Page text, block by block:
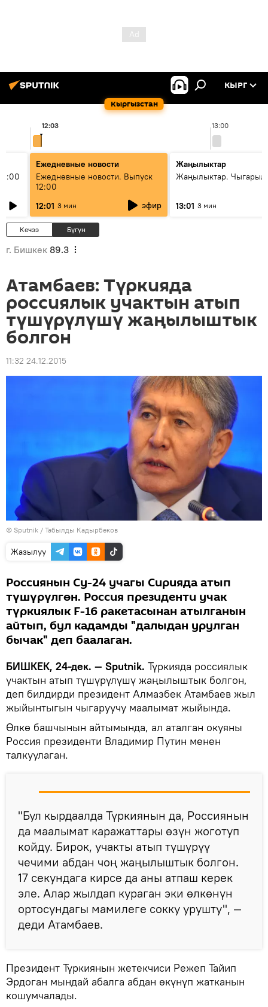
Кыргызстан
КЫРГ
13:00
12:03
Ежедневные новости
Ежедневные новости. Выпуск
12:00
12:01 3 мин эфир
Жаңылыктар
Жаңылыктар.
13:01 3 мин
Кечээ Бүгүн
г. Бишкек 89.3
Атамбаев: Түркияда
россиялык учактын атып
түшүрүлүшү жаңылыштык
болгон
11:32 24.12.2015
© Sputnik / Табылды Кадырбеков
Жазылуу
Россиянын Су-24 учагы Сирияда атып
түшүрүлгөн. Россия президенти учак
түркиялык F-16 ракетасынан атылганын
айтып, бул кадамды "далыдан урулган
бычак" деп баалаган.
БИШКЕК, 24-дек. — Sputnik. Түркияда россиялык
учактын атып түшүрүлүшү жаңылыштык болгон,
деп билдирди президент Алмазбек Атамбаев жыл
жыйынтыгын чыгаруучу маалымат жыйында.
Өлкө башчынын айтымында, ал аталган окуяны
Россия президенти Владимир Путин менен
талкуулаган.
"Бул кырдаалда Түркиянын да, Россиянын
да маалымат каражаттары өзүн жоготуп
койду. Бирок, учакты атып түшүрүү
чечими абдан чоң жаңылыштык болгон.
17 секундага кирсе да аны атпаш керек
эле. Алар жылдап кураган эки өлкөнүн
ортосундагы мамилеге сокку урушту", —
деди Атамбаев.
Президент Түркиянын жетекчиси Режеп Тайип
Эрдоган мындай абалга абдан өкүнүп жатканын
кошумчалады.